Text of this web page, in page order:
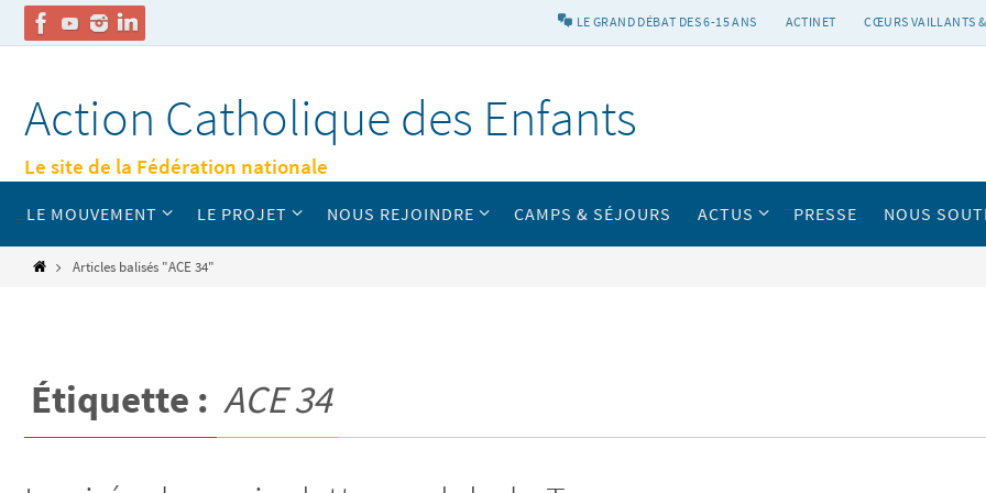
contenu
LE GRAND DÉBAT DES 6-15 ANS ACTINET CŒURS VAILLANTS
Action Catholique des Enfants
Le site de la Fédération nationale
contenu
LE MOUVEMENT LE PROJET NOUS REJOINDRE CAMPS & SÉJOURS ACTUS PRESSE NOUS
HomeArticles balisés "ACE 34"
Étiquette : ACE 34